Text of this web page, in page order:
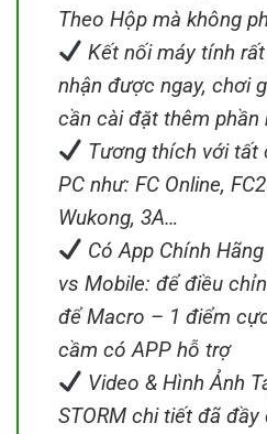
Theo Hộp mà không
Kết nối máy tính
nhận được ngay, chơi
cần cài đặt thêm phần
Tương thích với tất
PC như: FC Online,
Wukong, 3A…
Có App Chính
vs Mobile: để điều
để Macro – 1 điểm
cầm có APP hỗ trợ
Video & Hình Ảnh
STORM chi tiết đã đầy